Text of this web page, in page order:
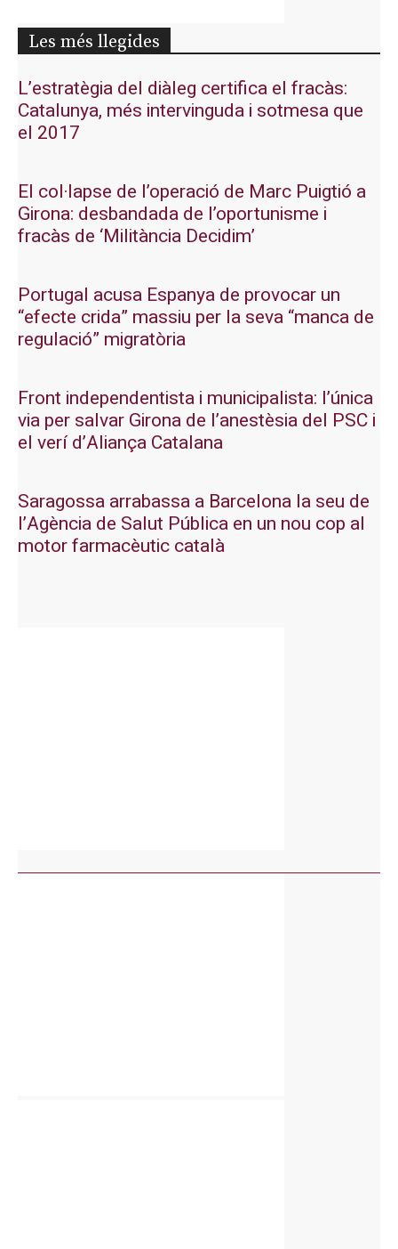
Les més llegides
L’estratègia del diàleg certifica el fracàs:
Catalunya, més intervinguda i sotmesa que
el 2017
El col·lapse de l’operació de Marc Puigtió a
Girona: desbandada de l’oportunisme i
fracàs de ‘Militància Decidim’
Portugal acusa Espanya de provocar un
“efecte crida” massiu per la seva “manca de
regulació” migratòria
Front independentista i municipalista: l’única
via per salvar Girona de l’anestèsia del PSC i
el verí d’Aliança Catalana
Saragossa arrabassa a Barcelona la seu de
l’Agència de Salut Pública en un nou cop al
motor farmacèutic català